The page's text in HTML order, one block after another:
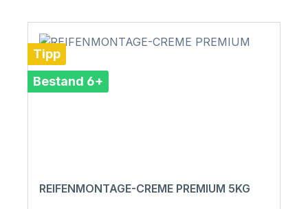
Tipp
Bestand 6+
REIFENMONTAGE-CREME PREMIUM 5KG